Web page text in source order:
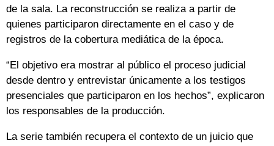
de la sala. La reconstrucción se realiza a partir de
quienes participaron directamente en el caso y de
registros de la cobertura mediática de la época.
“El objetivo era mostrar al público el proceso judicial
desde dentro y entrevistar únicamente a los testigos
presenciales que participaron en los hechos”, explicaron
los responsables de la producción.
La serie también recupera el contexto de un juicio que